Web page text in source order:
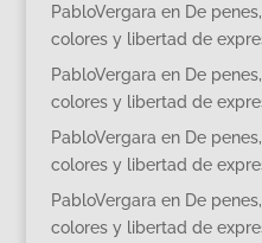
PabloVergara en De
colores y libertad de
PabloVergara en De
colores y libertad de
PabloVergara en De
colores y libertad de
PabloVergara en De
colores y libertad de